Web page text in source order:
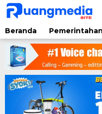
Lewati
konten
Beranda
Pemerintahan